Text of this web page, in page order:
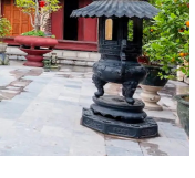
đảm an toàn sản xuất
tập trung chuẩn bị đầy đủ
quyết Hội nghị lần thứ